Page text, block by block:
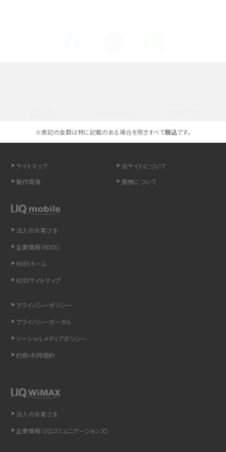
スマホや携帯端末の通信速度制限とは？回避のコツや解除のタイミング・方法
を解説
LINEの引き継ぎ方法は？対象データや事前準備・条件・注意点などを解説
非通知設定とは？184で電話をかける方法やiPhone・Androidの設定を解説
スマホのウィジェットとは？iPhone・Androidの設定方法やおススメを紹介
インスタのDMの送り方は？便利機能の使い方や注意点をわかりやすく解説
Bluetooth®とは？Wi-Fiとの違いやスマホ・PCとの接続方法を解説
「iPhoneを探す」の使い方と設定方法を紹介！ブラウザやアプリから探す方法を
Wi-Fiを快適に使うための速度はどれくらい？用途別の目安・回線ごとの平均を
※表記の金額は特に記載のある場合を除きすべて税込です。
サイトマップ
当サイトについて
動作環境
商標について
法人のお客さま
企業情報（KDDI）
KDDIホーム
KDDIサイトマップ
プライバシーポリシー
プライバシーポータル
ソーシャルメディアポリシー
約款•利用規約
法人のお客さま
企業情報（UQコミュニケーションズ）